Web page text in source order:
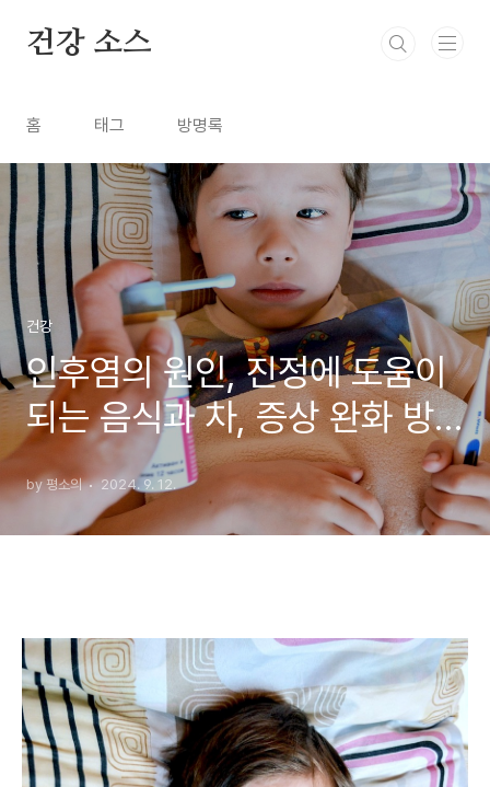
건강 소스
홈 태그 방명록
건강
인후염의 원인, 진정에 도움이
되는 음식과 차, 증상 완화 방
법
by 평소의 2024. 9. 12.